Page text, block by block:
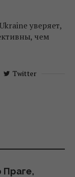
уверяет,
чем
Twitter
Праге,